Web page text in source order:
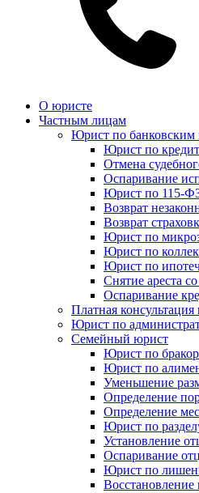
О юристе
Частным лицам
Юрист по
Юрист по
Отмена
Оспаривание
Юрист по 115-ФЗ
Возврат
Возврат
Юрист по
Юрист по
Юрист по
Снятие ареста
Оспаривание
Платная консультация
Юрист по
Семейный юрист
Юрист по
Юрист по
Уменьшение
Определение
Определение
Юрист по
Установление
Оспаривание
Юрист по
Восстановление